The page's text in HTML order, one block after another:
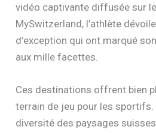
vidéo captivante diffusée sur
MySwitzerland, l’athlète
d’exception qui ont marqué
aux mille facettes.
Ces destinations offrent bien
terrain de jeu pour les sportifs.
diversité des paysages